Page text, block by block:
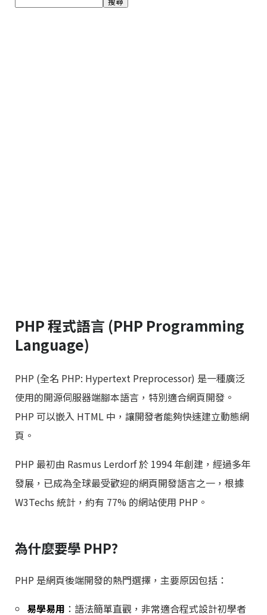
PHP 程式語言 (PHP Programming
Language)
PHP (全名 PHP: Hypertext Preprocessor) 是一種廣泛
使用的開源伺服器端腳本語言，特別適合網頁開發。
PHP 可以嵌入 HTML 中，讓開發者能夠快速建立動態網
頁。
PHP 最初由 Rasmus Lerdorf 於 1994 年創建，經過多年
發展，已成為全球最受歡迎的網頁開發語言之一，根據
W3Techs 統計，約有 77% 的網站使用 PHP。
為什麼要學 PHP?
PHP 是網頁後端開發的熱門選擇，主要原因包括：
易學易用 ：語法簡單直觀，非常適合程式設計初學者